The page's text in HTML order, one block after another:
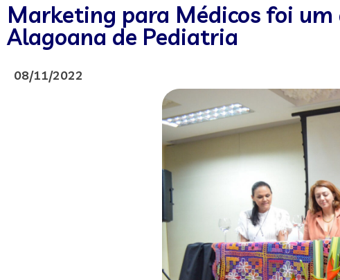
Marketing para Médicos foi
Alagoana de Pediatria
08/11/2022